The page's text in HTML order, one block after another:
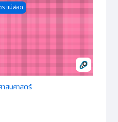
จัยทางรัฐประศาสนศาสตร์
ร แม่สอด
าสนศาสตร์